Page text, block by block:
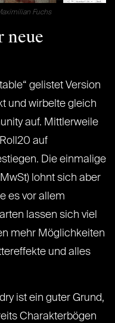
Fuchs
neue
gelistet Version
und wirbelte gleich
auf. Mittlerweile
auf
Die einmalige
lohnt sich aber
es vor allem
lassen sich viel
mehr Möglichkeiten
und alles
ist ein guter Grund,
Charakterbögen